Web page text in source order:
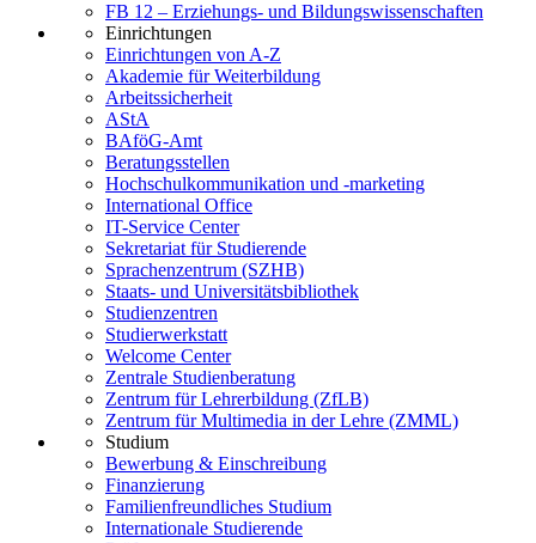
FB 12 – Erziehungs- und Bildungswissenschaften
Einrichtungen
Einrichtungen von A-Z
Akademie für Weiterbildung
Arbeitssicherheit
AStA
BAföG-Amt
Beratungsstellen
Hochschulkommunikation und -marketing
International Office
IT-Service Center
Sekretariat für Studierende
Sprachenzentrum (SZHB)
Staats- und Universitätsbibliothek
Studienzentren
Studierwerkstatt
Welcome Center
Zentrale Studienberatung
Zentrum für Lehrerbildung (ZfLB)
Zentrum für Multimedia in der Lehre (ZMML)
Studium
Bewerbung & Einschreibung
Finanzierung
Familienfreundliches Studium
Internationale Studierende